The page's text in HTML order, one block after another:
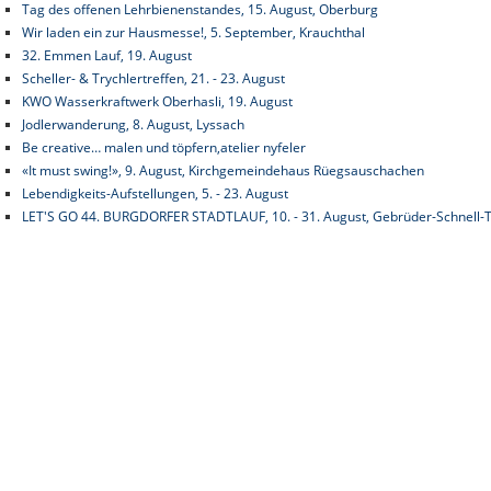
Tag des offenen Lehrbienenstandes, 15. August, Oberburg
Wir laden ein zur Hausmesse!, 5. September, Krauchthal
32. Emmen Lauf, 19. August
Scheller- & Trychlertreffen, 21. - 23. August
KWO Wasserkraftwerk Oberhasli, 19. August
Jodlerwanderung, 8. August, Lyssach
Be creative… malen und töpfern,atelier nyfeler
«It must swing!», 9. August, Kirchgemeindehaus Rüegsauschachen
Lebendigkeits-Aufstellungen, 5. - 23. August
LET'S GO 44. BURGDORFER STADTLAUF, 10. - 31. August, Gebrüder-